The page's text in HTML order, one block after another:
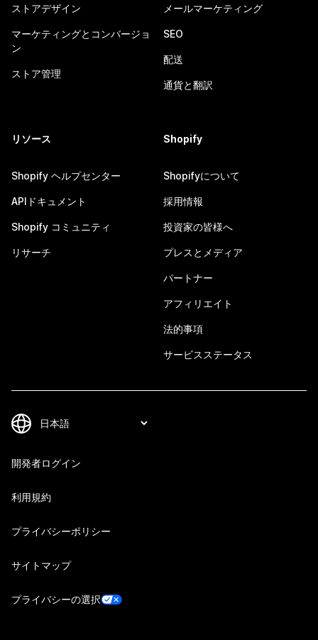
ストアデザイン
マーケティングとコンバージョ
ン
ストア管理
メールマーケティング
SEO
配送
通貨と翻訳
リソース
Shopify ヘルプセンター
APIドキュメント
Shopify コミュニティ
リサーチ
Shopify
Shopifyについて
採用情報
投資家の皆様へ
プレスとメディア
パートナー
アフィリエイト
法的事項
サービスステータス
開発者ログイン
利用規約
プライバシーポリシー
サイトマップ
プライバシーの選択